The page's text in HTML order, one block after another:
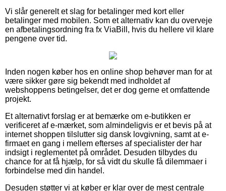
Vi slår generelt et slag for betalinger med kort eller
betalinger med mobilen. Som et alternativ kan du overveje
en afbetalingsordning fra fx ViaBill, hvis du hellere vil klare
pengene over tid.
Inden nogen køber hos en online shop behøver man for at
være sikker gøre sig bekendt med indholdet af
webshoppens betingelser, det er dog gerne et omfattende
projekt.
Et alternativt forslag er at bemærke om e-butikken er
verificeret af e-mærket, som almindeligvis er et bevis på at
internet shoppen tilslutter sig dansk lovgivning, samt at e-
firmaet en gang i mellem efterses af specialister der har
indsigt i reglementet på området. Desuden tilbydes du
chance for at få hjælp, for så vidt du skulle få dilemmaer i
forbindelse med din handel.
Desuden støtter vi at køber er klar over de mest centrale